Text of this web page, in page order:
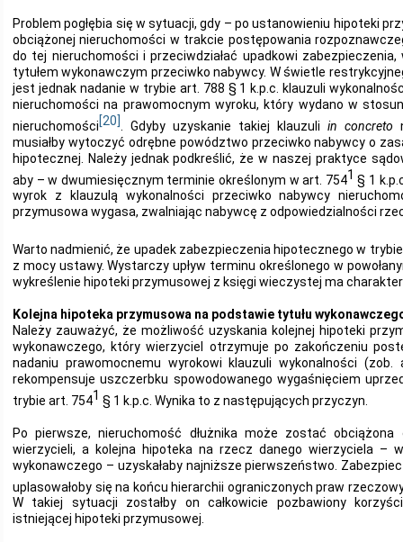
Problem pogłębia się w sytuacji, gdy – po ustanowieniu hipoteki
obciążonej nieruchomości w trakcie postępowania
do tej nieruchomości i przeciwdziałać upadkowi
tytułem wykonawczym przeciwko nabywcy. W świetle
jest jednak nadanie w trybie art. 788 § 1 k.p.c. klauzuli
nieruchomości na prawomocnym wyroku, który wydano w
nieruchomości[20] . Gdyby uzyskanie takiej klauzuli in concreto
musiałby wytoczyć odrębne powództwo przeciwko nabywcy o
hipotecznej. Należy jednak podkreślić, że w naszej praktyce
aby – w dwumiesięcznym terminie określonym w art. 7541§ 1
wyrok z klauzulą wykonalności przeciwko nabywcy
przymusowa wygasa, zwalniając nabywcę z odpowiedzialności
Warto nadmienić, że upadek zabezpieczenia hipotecznego w
z mocy ustawy. Wystarczy upływ terminu określonego w
wykreślenie hipoteki przymusowej z księgi wieczystej ma
Kolejna hipoteka przymusowa na podstawie tytułu
Należy zauważyć, że możliwość uzyskania kolejnej hipoteki
wykonawczego, który wierzyciel otrzymuje po zakończeniu
nadaniu prawomocnemu wyrokowi klauzuli wykonalności
rekompensuje uszczerbku spowodowanego wygaśnięciem
trybie art. 7541 § 1 k.p.c. Wynika to z następujących przyczyn.
Po pierwsze, nieruchomość dłużnika może zostać obciążona
wierzycieli, a kolejna hipoteka na rzecz danego wierzyciela –
wykonawczego – uzyskałaby najniższe pierwszeństwo.
uplasowałoby się na końcu hierarchii ograniczonych praw
W takiej sytuacji zostałby on całkowicie pozbawiony
istniejącej hipoteki przymusowej.